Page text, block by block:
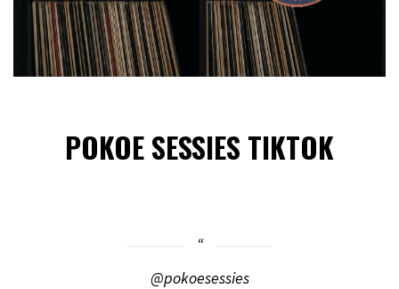
POKOE SESSIES TIKTOK
@pokoesessies